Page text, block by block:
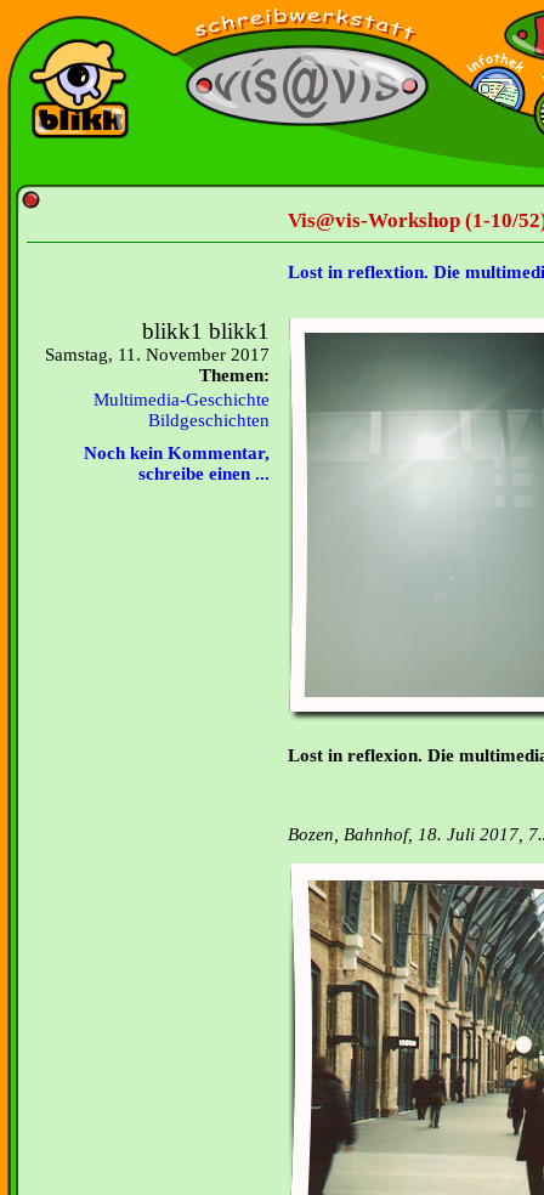
Vis@vis-Workshop (1-10/
Lost in reflextion. Die
blikk1 blikk1
Samstag, 11. November 2017
Themen:
Multimedia-Geschichte
Bildgeschichten
Noch kein Kommentar,
schreibe einen ...
Lost in reflexion. Die
Bozen, Bahnhof, 18. Juli 2017,